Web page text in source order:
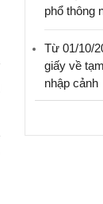
phổ thông
Từ 01/10/
giấy về
nhập cảnh